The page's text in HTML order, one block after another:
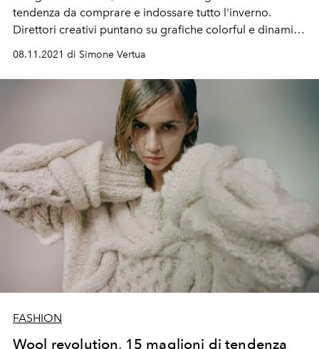
tendenza da comprare e indossare tutto l'inverno.
Direttori creativi puntano su grafiche colorful e dinamici
pattern, modelli in versione extra fit oppure oversize.
08.11.2021 di Simone Vertua
FASHION
Wool revolution, 15 maglioni di tendenza